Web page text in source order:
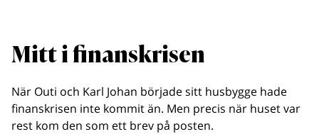
Mitt i finanskrisen
När Outi och Karl Johan började sitt husbygge hade
finanskrisen inte kommit än. Men precis när huset var
rest kom den som ett brev på posten.